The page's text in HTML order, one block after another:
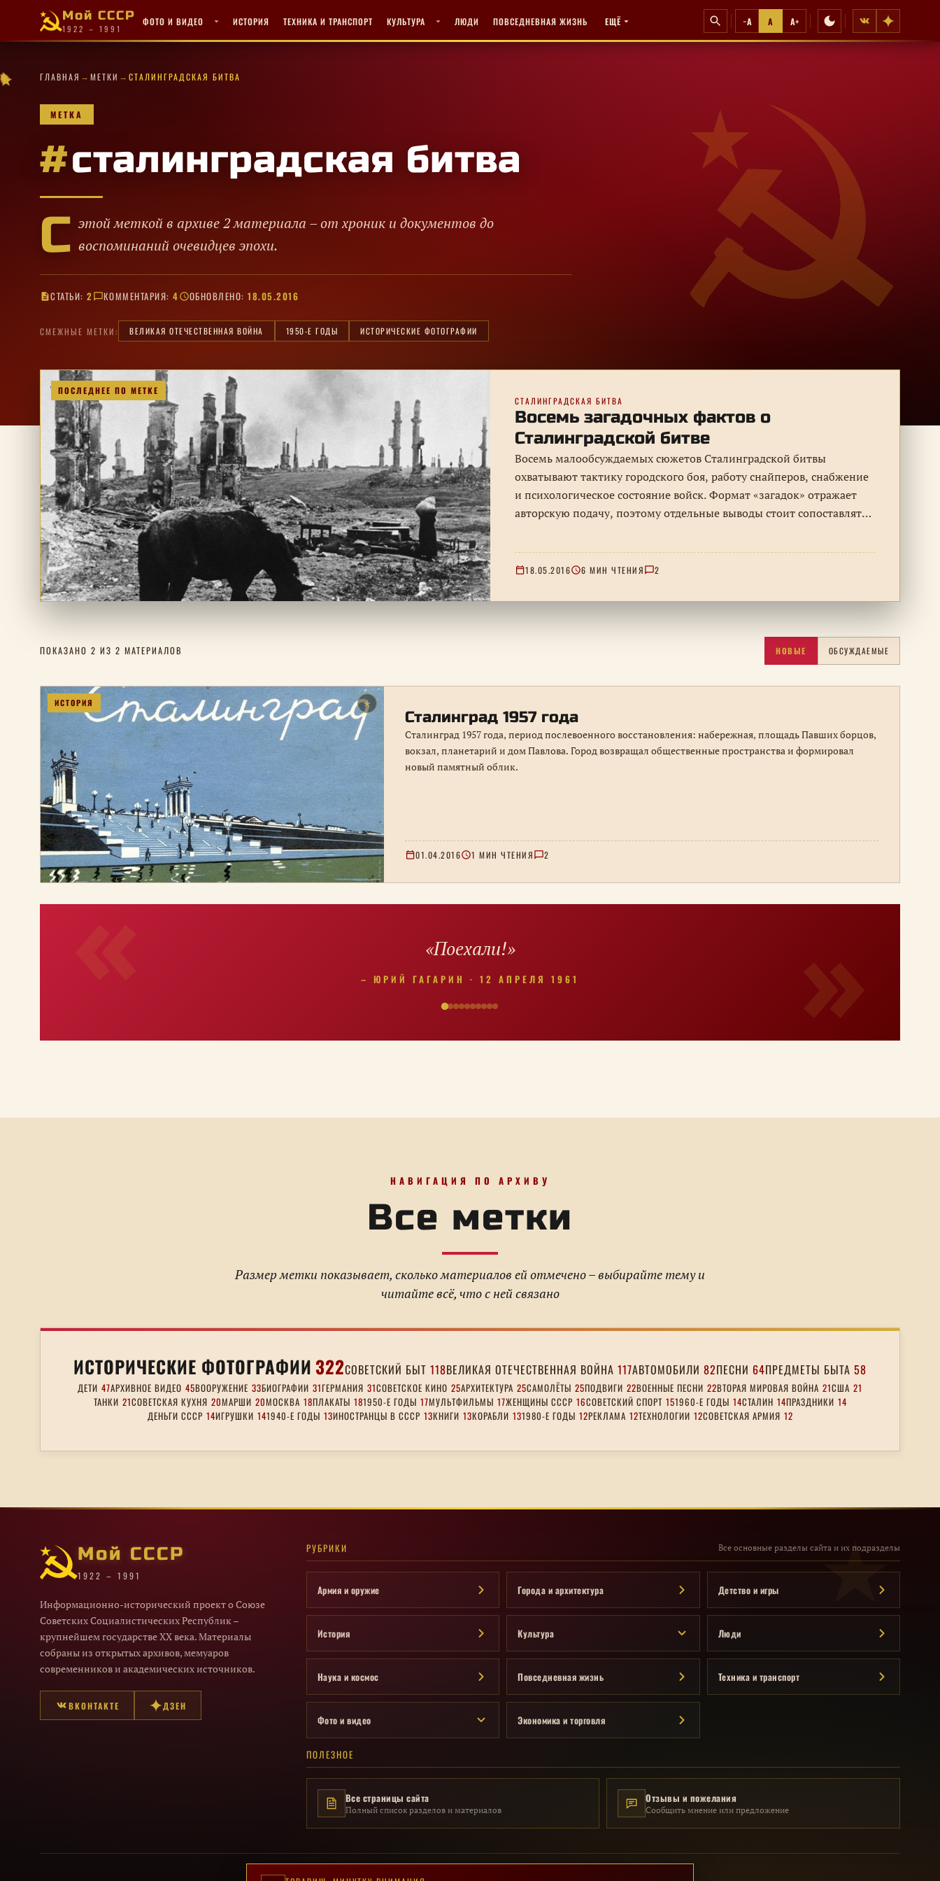
Мой СССР
1922 – 1991
ФОТО И ВИДЕО ИСТОРИЯ ТЕХНИКА И ТРАНСПОРТ КУЛЬТУРА ЛЮДИ ПОВСЕДНЕВНАЯ ЖИЗНЬ ЕЩЁ −A A A+
★
✦
✧
·★
✧
★
·✦
✦
★
·★
★
★
★
★
✧
★
★
★
✧
✧
✧
★
✧
· ГЛАВНАЯ → МЕТКИ → СТАЛИНГРАДСКАЯ БИТВА
МЕТКА
#сталинградская битва
С этой меткой в архиве 2 материала – от хроник и документов до
воспоминаний очевидцев эпохи.
СТАТЬИ: 2 КОММЕНТАРИЯ: 4 ОБНОВЛЕНО: 18.05.2016
СМЕЖНЫЕ МЕТКИ: ВЕЛИКАЯ ОТЕЧЕСТВЕННАЯ ВОЙНА 1950-Е ГОДЫ ИСТОРИЧЕСКИЕ ФОТОГРАФИИ
ПОСЛЕДНЕЕ ПО МЕТКЕ
СТАЛИНГРАДСКАЯ БИТВА
Восемь загадочных фактов о
Сталинградской битве
Восемь малообсуждаемых сюжетов Сталинградской битвы
охватывают тактику городского боя, работу снайперов, снабжение
и психологическое состояние войск. Формат «загадок» отражает
авторскую подачу, поэтому отдельные выводы стоит сопоставлять
18.05.2016 6 МИН ЧТЕНИЯ 2
ПОКАЗАНО 2 ИЗ 2 МАТЕРИАЛОВ НОВЫЕ ОБСУЖДАЕМЫЕ
ИСТОРИЯ ★
Сталинград 1957 года
Сталинград 1957 года, период послевоенного восстановления: набережная, площадь Павших борцов,
вокзал, планетарий и дом Павлова. Город возвращал общественные пространства и формировал
новый памятный облик.
01.04.2016 1 МИН ЧТЕНИЯ 2
«Миру – мир!»
– МИРНЫЙ ЛОЗУНГ
НАВИГАЦИЯ ПО АРХИВУ
Все метки
Размер метки показывает, сколько материалов ей отмечено – выбирайте тему и
читайте всё, что с ней связано
ИСТОРИЧЕСКИЕ ФОТОГРАФИИ 322СОВЕТСКИЙ БЫТ 118ВЕЛИКАЯ ОТЕЧЕСТВЕННАЯ ВОЙНА 117АВТОМОБИЛИ 82ПЕСНИ 64ПРЕДМЕТЫ БЫТА 58
ДЕТИ 47АРХИВНОЕ ВИДЕО 45ВООРУЖЕНИЕ 33БИОГРАФИИ 31ГЕРМАНИЯ 31СОВЕТСКОЕ КИНО 25АРХИТЕКТУРА 25САМОЛЁТЫ 25ПОДВИГИ 22ВОЕННЫЕ ПЕСНИ 22ВТОРАЯ МИРОВАЯ ВОЙНА 21США 21
ТАНКИ 21СОВЕТСКАЯ КУХНЯ 20МАРШИ 20МОСКВА 18ПЛАКАТЫ 181950-Е ГОДЫ 17МУЛЬТФИЛЬМЫ 17ЖЕНЩИНЫ СССР 16СОВЕТСКИЙ СПОРТ 151960-Е ГОДЫ 14СТАЛИН 14ПРАЗДНИКИ 14
ДЕНЬГИ СССР 14ИГРУШКИ 141940-Е ГОДЫ 13ИНОСТРАНЦЫ В СССР 13КНИГИ 13КОРАБЛИ 131980-Е ГОДЫ 12РЕКЛАМА 12ТЕХНОЛОГИИ 12СОВЕТСКАЯ АРМИЯ 12
Мой СССР
1922 – 1991
Информационно-исторический проект о Союзе
Советских Социалистических Республик –
крупнейшем государстве XX века. Материалы
собраны из открытых архивов, мемуаров
современников и академических источников.
ВКОНТАКТЕ ДЗЕН
РУБРИКИ Все основные разделы сайта и их подразделы
Армия и оружие Города и архитектура Детство и игры
История Культура Люди
Наука и космос Повседневная жизнь Техника и транспорт
Фото и видео Экономика и торговля
ПОЛЕЗНОЕ
Все страницы сайта
Полный список разделов и материалов
Отзывы и пожелания
Сообщить мнение или предложение